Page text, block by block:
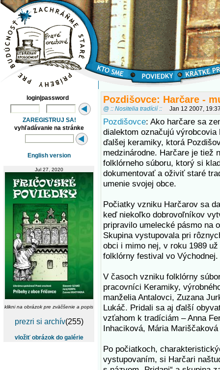
login|password
ZAREGISTRUJ SA!
vyhľadávanie na stránke
English version
Jul 27, 2020
klikni na obrázok pre zväčšenie a popis
prezri si archív(255)
vložiť obrázok do galérie
Pozdišovce: Harčare -
@ :: Nositelia tradícií :: Jan 12 2007,
Pozdišovce: Ako harčare sa
dialektom označujú výrobcovia
ďalšej keramiky, ktorá
medzinárodne. Harčare je tiež
folklórneho súboru, ktorý si
dokumentovať a oživiť staré
umenie svojej obce.
Počiatky vzniku Harčarov sa
keď niekoľko dobrovoľníkov
pripravilo umelecké pásmo na
Skupina vystupovala pri
obci i mimo nej, v roku 1989
folklórny festival vo Východnej.
V časoch vzniku folklórny
pracovníci Keramiky,
manželia Antalovci, Zuzana
Lukáč. Pridali sa aj ďalší
vzťahom k tradíciám – Anna
Inhaciková, Mária
Po počiatkoch,
vystupovaním, si Harčari